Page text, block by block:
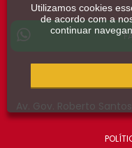
Av. Gov. Roberto
Utilizamos cookies
de acordo com a
continuar